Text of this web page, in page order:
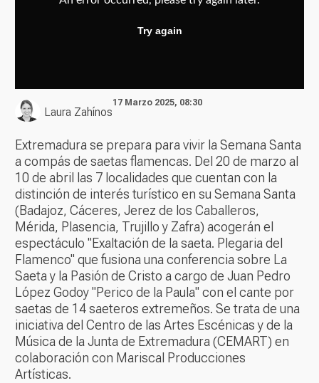
Laura Zahínos
17 Marzo 2025, 08:30
Extremadura se prepara para vivir la Semana Santa
a compás de saetas flamencas. Del 20 de marzo al
10 de abril las 7 localidades que cuentan con la
distinción de interés turístico en su Semana Santa
(Badajoz, Cáceres, Jerez de los Caballeros,
Mérida, Plasencia, Trujillo y Zafra) acogerán el
espectáculo "Exaltación de la saeta. Plegaria del
Flamenco" que fusiona una conferencia sobre La
Saeta y la Pasión de Cristo a cargo de Juan Pedro
López Godoy "Perico de la Paula" con el cante por
saetas de 14 saeteros extremeños. Se trata de una
iniciativa del Centro de las Artes Escénicas y de la
Música de la Junta de Extremadura (CEMART) en
colaboración con Mariscal Producciones
Artísticas.